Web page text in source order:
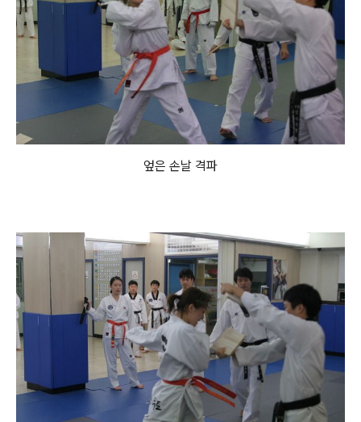
엎은 손날 격파